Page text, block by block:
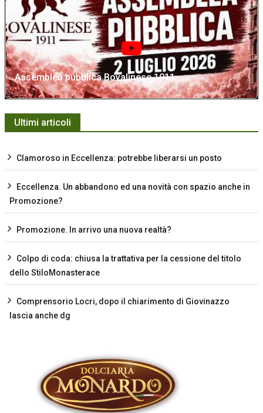
Assemblea pubblica Bovalinese 1911
Ultimi articoli
Clamoroso in Eccellenza: potrebbe liberarsi un posto
Eccellenza. Un abbandono ed una novità con spazio anche in
Promozione?
Promozione. In arrivo una nuova realtà?
Colpo di coda: chiusa la trattativa per la cessione del titolo
dello StiloMonasterace
Comprensorio Locri, dopo il chiarimento di Giovinazzo
lascia anche dg